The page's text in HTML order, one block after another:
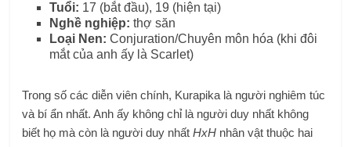
Tuổi: 17 (bắt đầu), 19 (hiện tại)
Nghề nghiệp:thợ săn
Loại Nen:Conjuration/Chuyên môn hóa (khi đôi
mắt của anh ấy là Scarlet)
Trong số các diễn viên chính, Kurapika là người nghiêm túc
và bí ẩn nhất. Anh ấy không chỉ là người duy nhất không
biết họ mà còn là người duy nhấtHxH nhân vật thuộc hai